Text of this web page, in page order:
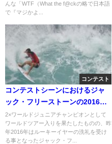
んな「WTF（What the f@ckの略で日本語
で『マジかよ...
コンテスト
コンテストシーンにおけるジャ
ック・フリーストーンの2016年
ハイライト動画
2×ワールドジュニアチャンピオンとして
ワールドツアー入りを果たしたものの、昨
年2016年はルーキーイヤーの洗礼を受け
る事となったジャック・フ...